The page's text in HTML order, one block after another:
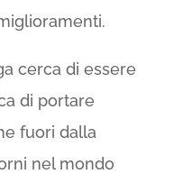
cerca di essere
di portare
fuori dalla
nel mondo